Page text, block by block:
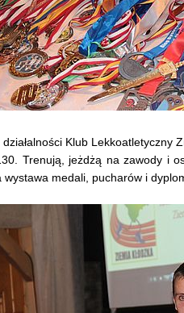
Klub Lekkoatletyczny
Trenują, jeżdżą na zawody i
wystawa medali, pucharów i